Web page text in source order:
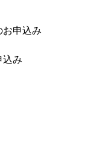
お申込み
込み